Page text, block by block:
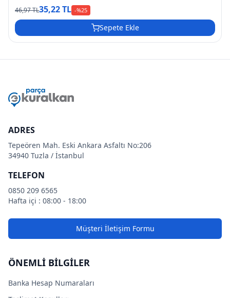
46,97 TL35,22 TL -%25
Sepete Ekle
ADRES
Tepeören Mah. Eski Ankara Asfaltı No:206
34940 Tuzla / İstanbul
TELEFON
0850 209 6565
Hafta içi : 08:00 - 18:00
Müşteri İletişim Formu
ÖNEMLİ BİLGİLER
Banka Hesap Numaraları